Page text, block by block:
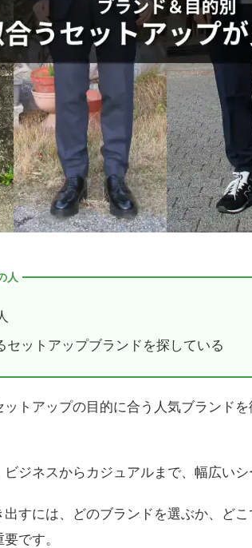
人
セットアップブランドを探している
ットアップの目的に合う人気ブランド
ジネスからカジュアルまで、幅広いシ
すには、どのブランドを選ぶか、ど
です。